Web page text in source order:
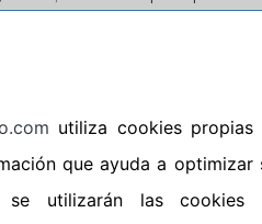
ya que se considera una
que los cuatro
Real Decreto 2822 / 1998 de 23
utiliza cookies
que ayuda a optimizar
se utilizarán las cookies